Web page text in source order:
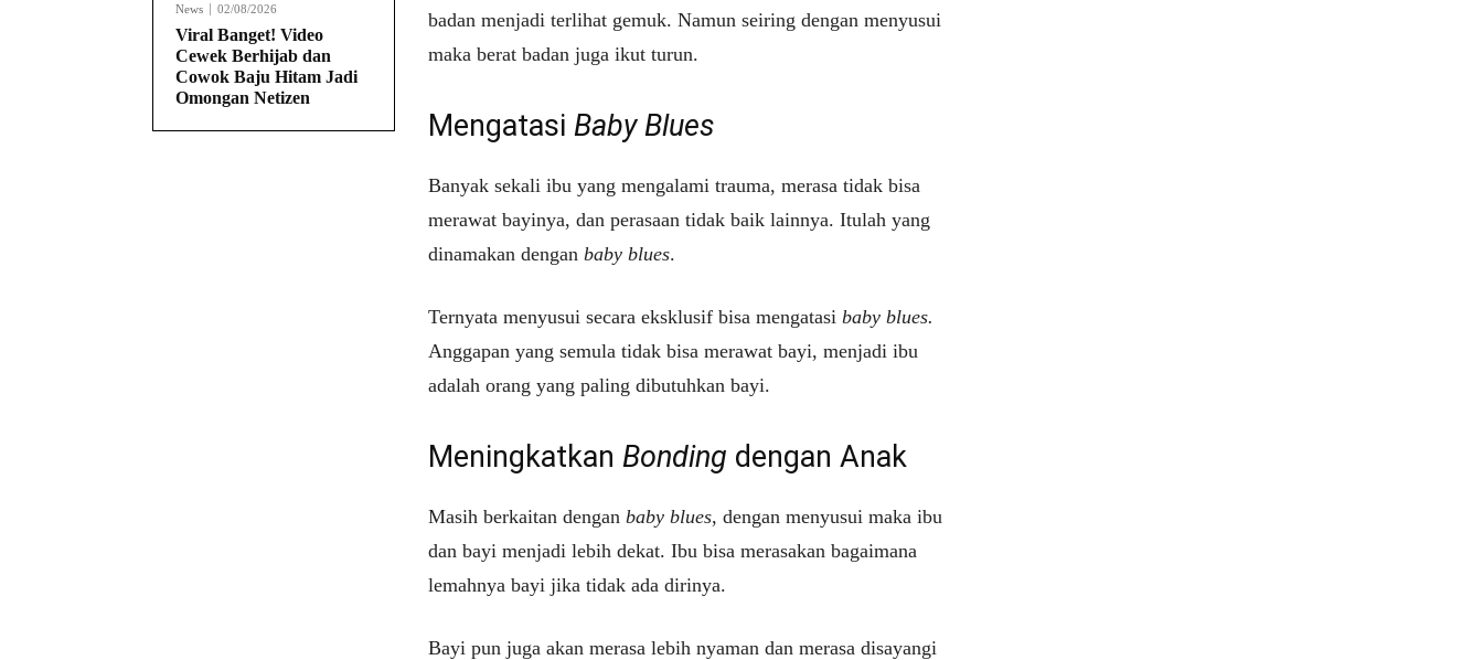
News 02/08/2026
Viral Banget! Video
Cewek Berhijab dan
Cowok Baju Hitam Jadi
Omongan Netizen
badan menjadi terlihat gemuk. Namun seiring dengan menyusui
maka berat badan juga ikut turun.
Mengatasi Baby Blues
Banyak sekali ibu yang mengalami trauma, merasa tidak bisa
merawat bayinya, dan perasaan tidak baik lainnya. Itulah yang
dinamakan dengan baby blues.
Ternyata menyusui secara eksklusif bisa mengatasi baby blues.
Anggapan yang semula tidak bisa merawat bayi, menjadi ibu
adalah orang yang paling dibutuhkan bayi.
Meningkatkan Bonding dengan Anak
Masih berkaitan dengan baby blues, dengan menyusui maka ibu
dan bayi menjadi lebih dekat. Ibu bisa merasakan bagaimana
lemahnya bayi jika tidak ada dirinya.
Bayi pun juga akan merasa lebih nyaman dan merasa disayangi